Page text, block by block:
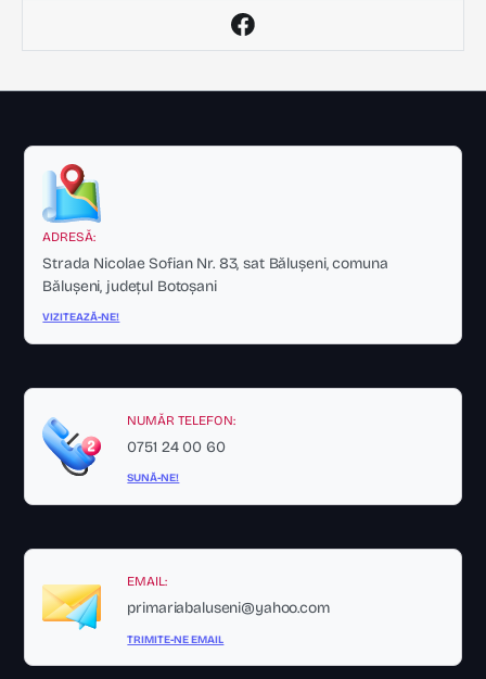
ADRESĂ:
Strada Nicolae Sofian Nr. 83, sat Bălușeni, comuna
Bălușeni, județul Botoșani
VIZITEAZĂ-NE!
NUMĂR TELEFON:
0751 24 00 60
SUNĂ-NE!
EMAIL:
primariabaluseni@yahoo.com
TRIMITE-NE EMAIL